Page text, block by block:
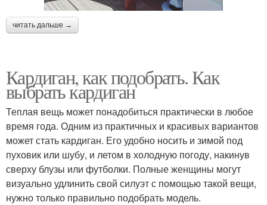
читать дальше →
Кардиган, как подобрать. Как
выбрать кардиган
Теплая вещь может понадобиться практически в любое
время года. Одним из практичных и красивых вариантов
может стать кардиган. Его удобно носить и зимой под
пуховик или шубу, и летом в холодную погоду, накинув
сверху блузы или футболки. Полные женщины могут
визуально удлинить свой силуэт с помощью такой вещи,
нужно только правильно подобрать модель.